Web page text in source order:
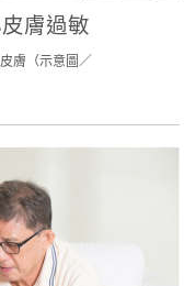
膚過敏
膚（示意圖／